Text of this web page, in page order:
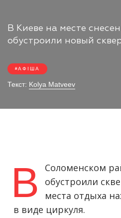
В Киеве на месте
обустроили новый
АФІША
Текст: Kolya Matveev
В
Соломенском
обустроили
места отдыха
в виде циркуля.